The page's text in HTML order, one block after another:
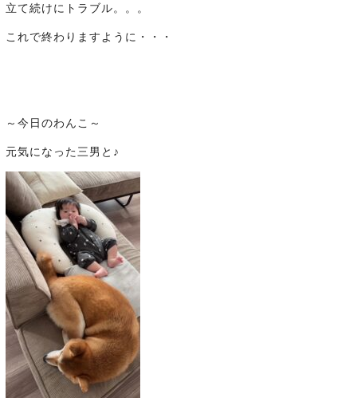
立て続けにトラブル。。。
これで終わりますように・・・
～今日のわんこ～
元気になった三男と♪